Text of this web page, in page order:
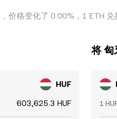
格变化了 0.00%，1 ETH
HUF
603,625.3 HUF
将
1